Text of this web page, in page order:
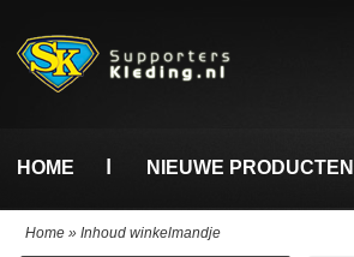
HOME NIEUWE PRODUCTEN
Home » Inhoud winkelmandje